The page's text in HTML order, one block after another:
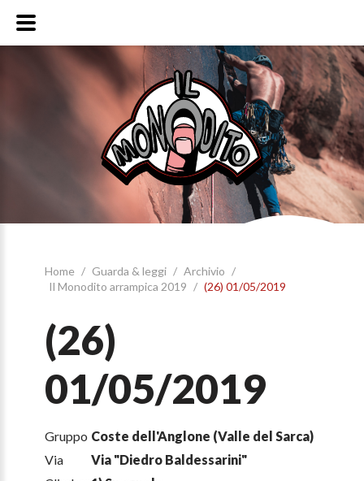
Home / Guarda & leggi / Archivio /
Il Monodito arrampica 2019 / (26) 01/05/2019
(26)
01/05/2019
Gruppo Coste dell'Anglone (Valle del Sarca)
Via
Via "Diedro Baldessarini"